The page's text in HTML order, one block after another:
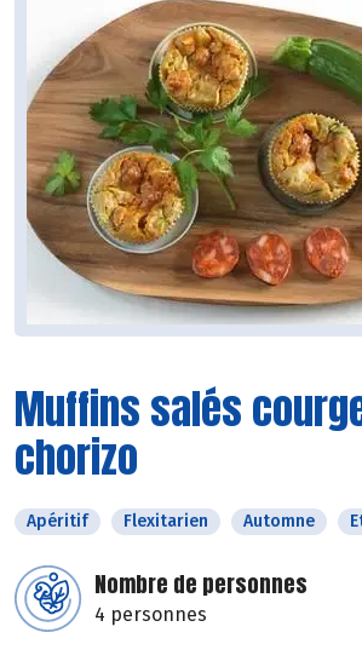
Muffins salés
chorizo
Apéritif Flexitarien Automne
Nombre de personnes
4 personnes